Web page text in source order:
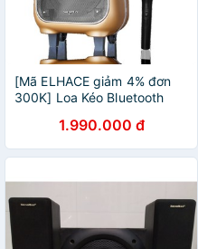
[Mã ELHACE giảm 4% đơn
300K] Loa Kéo Bluetooth
1.990.000 đ